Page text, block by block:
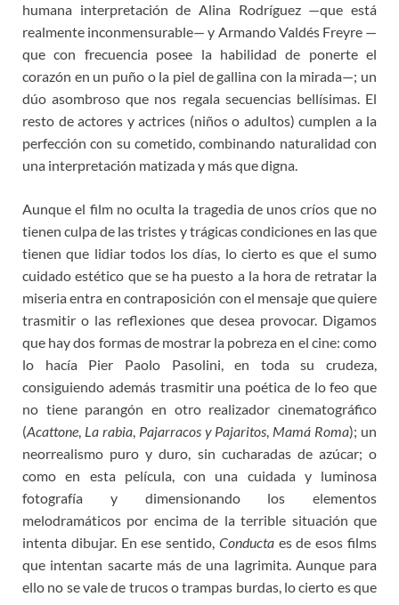
humana interpretación de Alina Rodríguez —que está
realmente inconmensurable— y Armando Valdés Freyre —
que con frecuencia posee la habilidad de ponerte el
corazón en un puño o la piel de gallina con la mirada—; un
dúo asombroso que nos regala secuencias bellísimas. El
resto de actores y actrices (niños o adultos) cumplen a la
perfección con su cometido, combinando naturalidad con
una interpretación matizada y más que digna.
Aunque el film no oculta la tragedia de unos críos que no
tienen culpa de las tristes y trágicas condiciones en las que
tienen que lidiar todos los días, lo cierto es que el sumo
cuidado estético que se ha puesto a la hora de retratar la
miseria entra en contraposición con el mensaje que quiere
trasmitir o las reflexiones que desea provocar. Digamos
que hay dos formas de mostrar la pobreza en el cine: como
lo hacía Pier Paolo Pasolini, en toda su crudeza,
consiguiendo además trasmitir una poética de lo feo que
no tiene parangón en otro realizador cinematográfico
(Acattone, La rabia, Pajarracos y Pajaritos, Mamá Roma); un
neorrealismo puro y duro, sin cucharadas de azúcar; o
como en esta película, con una cuidada y luminosa
fotografía y dimensionando los elementos
melodramáticos por encima de la terrible situación que
intenta dibujar. En ese sentido, Conductaes de esos films
que intentan sacarte más de una lagrimita. Aunque para
ello no se vale de trucos o trampas burdas, lo cierto es que